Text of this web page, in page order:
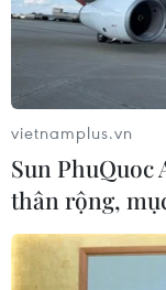
vietnamplus.vn
Sun PhuQuoc
thân rộng,